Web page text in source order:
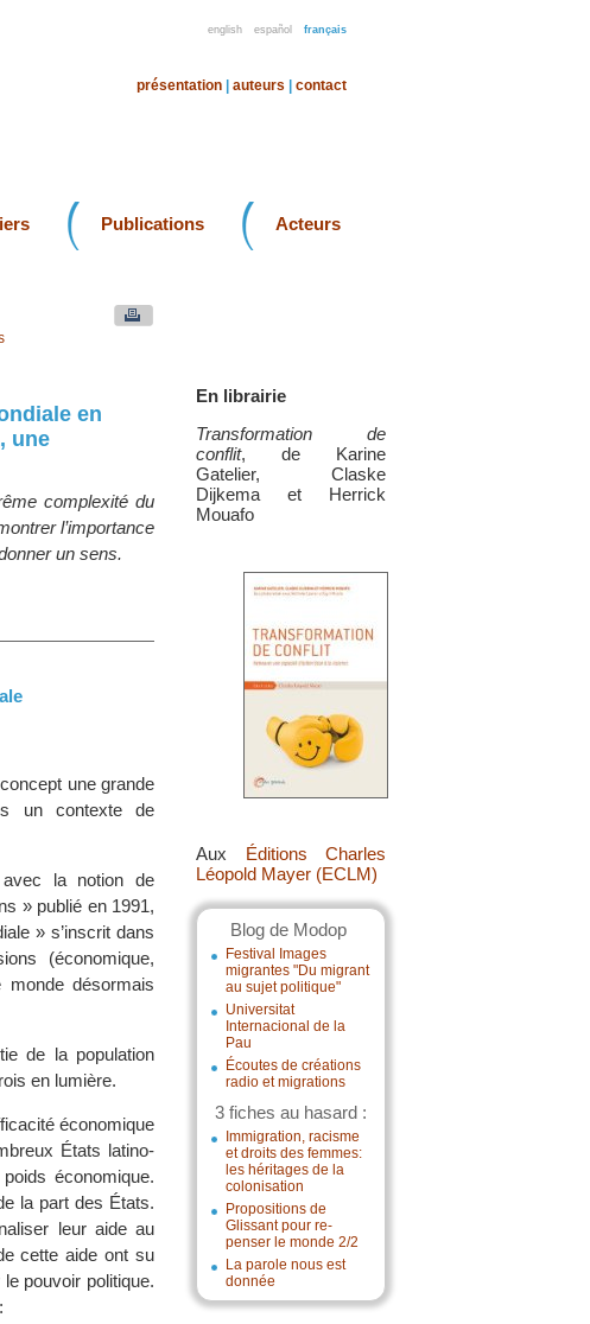
english español français
présentation auteurs contact
Publications Acteurs
En librairie
Transformation de
conflit, de Karine
Gatelier, Claske
Dijkema et Herrick
Mouafo
Aux Éditions Charles
Léopold Mayer (ECLM)
Blog de Modop
Festival Images
migrantes "Du migrant
au sujet politique"
Universitat
Internacional de la
Pau
Écoutes de créations
radio et migrations
3 fiches au hasard :
Immigration, racisme
et droits des femmes:
les héritages de la
colonisation
Propositions de
Glissant pour re-
penser le monde 2/2
La parole nous est
donnée
en
une
complexité du
l’importance
un sens.
une grande
un contexte de
la notion de
» publié en 1991,
» s’inscrit dans
(économique,
désormais
de la population
en lumière.
économique
États latino-
économique.
la part des États.
leur aide au
cette aide ont su
pouvoir politique.